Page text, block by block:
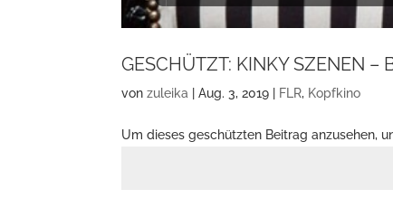
GESCHÜTZT: KINKY SZENEN –
vonzuleika |Aug. 3, 2019 FLR, Kopfkino
Um dieses geschützten Beitrag anzusehen,